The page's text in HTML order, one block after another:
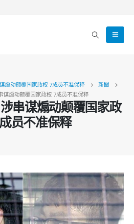
煽动颠覆国家政权 7成员不准保释
新聞
谋煽动颠覆国家政权 7成员不准保释
涉串谋煽动颠覆国家政
员不准保释